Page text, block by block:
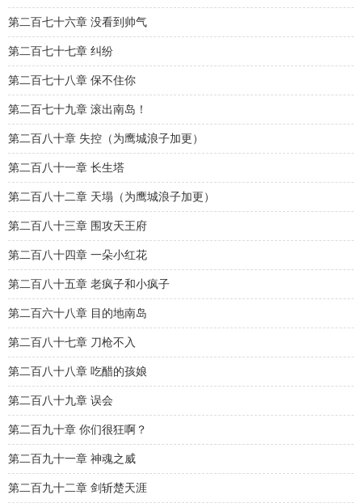
第二百七十六章 没看到帅气
第二百七十七章 纠纷
第二百七十八章 保不住你
第二百七十九章 滚出南岛！
第二百八十章 失控（为鹰城浪子加更）
第二百八十一章 长生塔
第二百八十二章 天塌（为鹰城浪子加更）
第二百八十三章 围攻天王府
第二百八十四章 一朵小红花
第二百八十五章 老疯子和小疯子
第二百六十八章 目的地南岛
第二百八十七章 刀枪不入
第二百八十八章 吃醋的孩娘
第二百八十九章 误会
第二百九十章 你们很狂啊？
第二百九十一章 神魂之威
第二百九十二章 剑斩楚天涯